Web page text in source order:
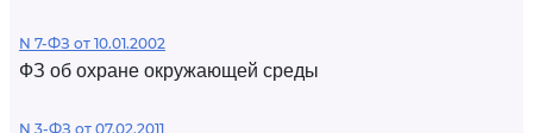
N 7-ФЗ от 10.01.2002
ФЗ об охране окружающей среды
N 3-ФЗ от 07.02.2011